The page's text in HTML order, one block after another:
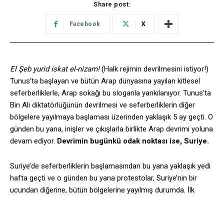
Share post:
Facebook X
El Şeb yurid iskat el-nizam!(Halk rejimin devrilmesini istiyor!)
Tunus’ta başlayan ve bütün Arap dünyasına yayılan kitlesel
seferberliklerle, Arap sokağı bu sloganla yankılanıyor. Tunus’ta
Bin Ali diktatörlüğünün devrilmesi ve seferberliklerin diğer
bölgelere yayılmaya başlaması üzerinden yaklaşık 5 ay geçti. O
günden bu yana, inişler ve çıkışlarla birlikte Arap devrimi yoluna
devam ediyor. Devrimin bugünkü odak noktası ise, Suriye.
Suriye’de seferberliklerin başlamasından bu yana yaklaşık yedi
hafta geçti ve o günden bu yana protestolar, Suriye’nin bir
ucundan diğerine, bütün bölgelerine yayılmış durumda. İlk